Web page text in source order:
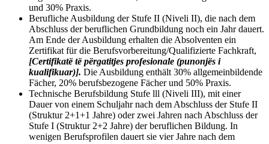
und 30% Praxis.
Berufliche Ausbildung der Stufe II (Niveli II), die nach dem
Abschluss der beruflichen Grundbildung noch ein Jahr dauert.
Am Ende der Ausbildung erhalten die Absolventen ein
Zertifikat für die Berufsvorbereitung/Qualifizierte Fachkraft,
[Certifikatë të përgatitjes profesionale (punonjës i
kualifikuar)]. Die Ausbildung enthält 30% allgemeinbildende
Fächer, 20% berufsbezogene Fächer und 50% Praxis.
Technische Berufsbildung Stufe lll (Niveli III), mit einer
Dauer von einem Schuljahr nach dem Abschluss der Stufe II
(Struktur 2+1+1 Jahre) oder zwei Jahren nach Abschluss der
Stufe I (Struktur 2+2 Jahre) der beruflichen Bildung. In
wenigen Berufsprofilen dauert sie vier Jahre nach dem